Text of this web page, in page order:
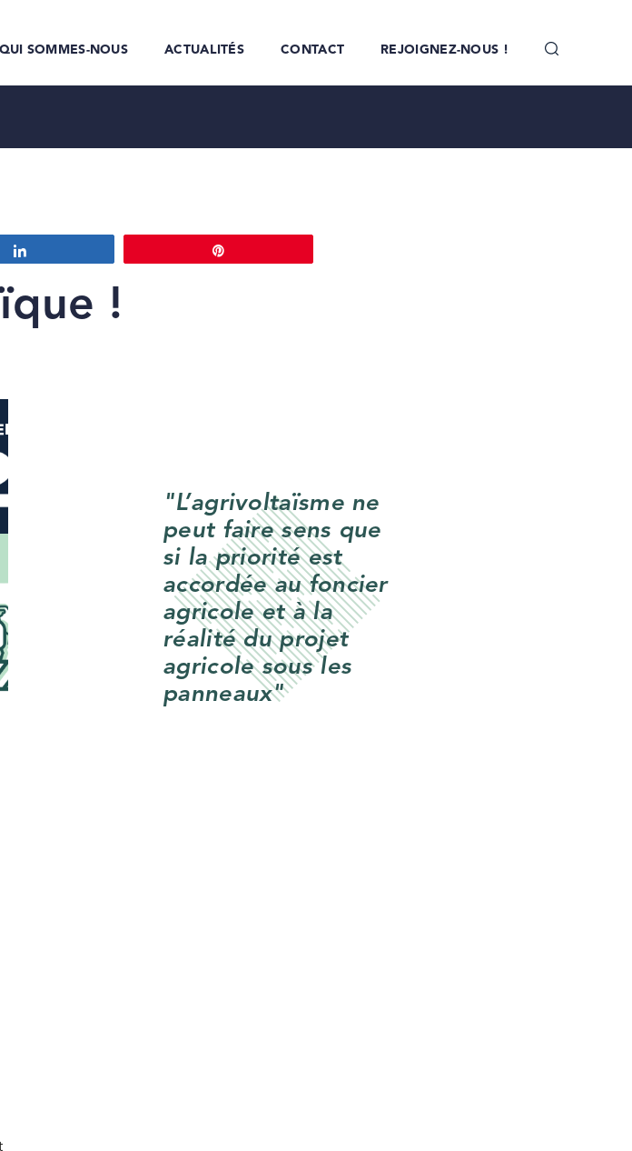
QUI SOMMES-NOUS ACTUALITÉS CONTACT REJOIGNEZ-NOUS !
!
"L’agrivoltaïsme ne
peut faire sens que
si la priorité est
accordée au foncier
agricole et à la
réalité du projet
agricole sous les
panneaux"